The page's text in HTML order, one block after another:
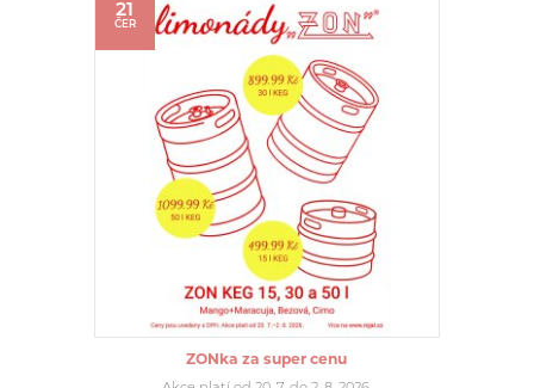
21
ČER
ZONka za super cenu